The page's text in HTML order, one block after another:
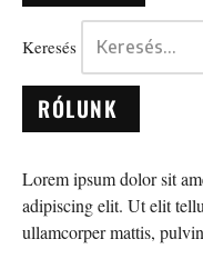
Keresés
RÓLUNK
Lorem ipsum dolor sit
adipiscing elit. Ut elit
ullamcorper mattis,